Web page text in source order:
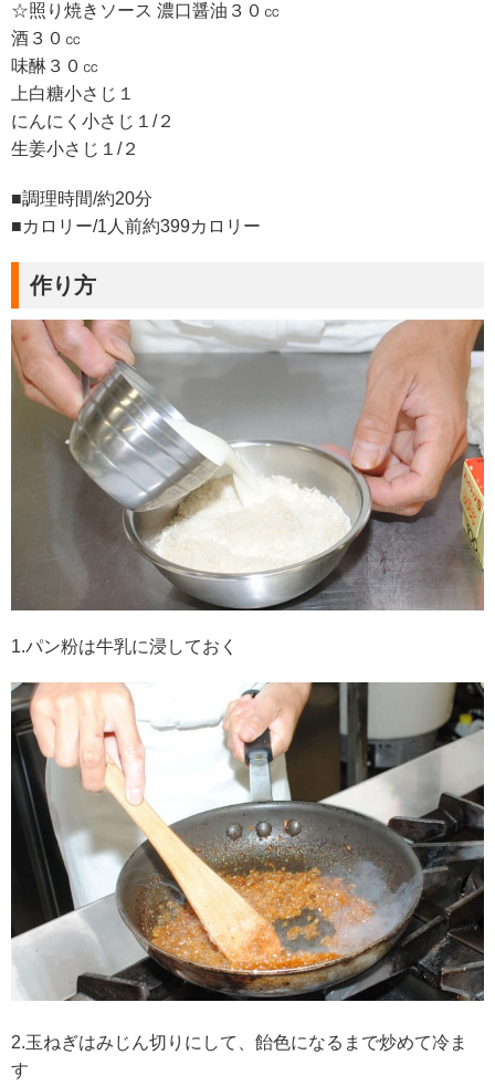
☆照り焼きソース 濃口醤油３０㏄
酒３０㏄
味醂３０㏄
上白糖小さじ１
にんにく小さじ１/２
生姜小さじ１/２
■調理時間/約20分
■カロリー/1人前約399カロリー
作り方
1.パン粉は牛乳に浸しておく
2.玉ねぎはみじん切りにして、飴色になるまで炒めて冷ま
す